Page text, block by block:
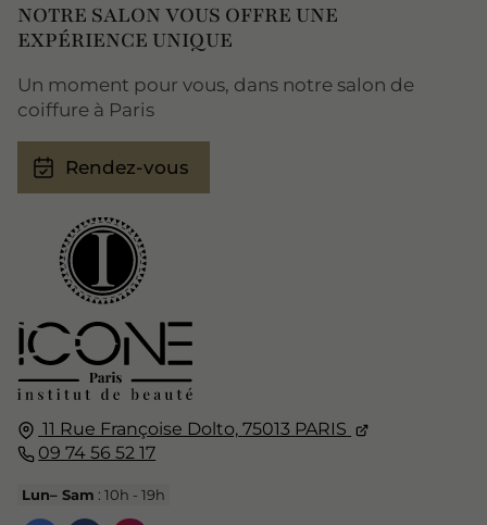
11 Rue Françoise Dolto, 75013 PARIS
09 74 56 52 17
Lun– Sam : 10h - 19h
NOTRE SALON VOUS OFFRE UNE
EXPÉRIENCE UNIQUE
Un moment pour vous, dans notre salon de
coiffure à Paris
Rendez-vous